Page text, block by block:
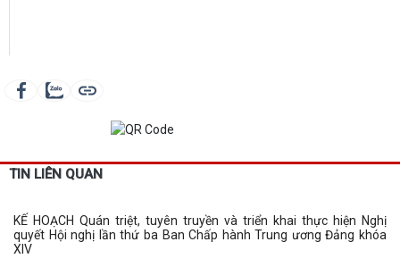
TIN LIÊN QUAN
KẾ HOẠCH Quán triệt, tuyên truyền và triển khai thực hiện Nghị
quyết Hội nghị lần thứ ba Ban Chấp hành Trung ương Đảng khóa
XIV